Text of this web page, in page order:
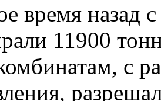
время назад
11900
с